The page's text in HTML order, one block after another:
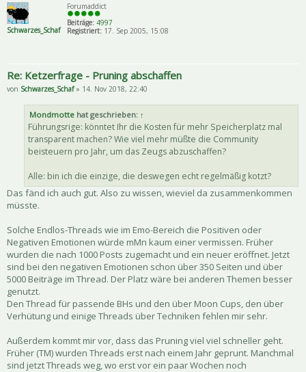
Schwarzes_Schaf
Forumaddict
Beiträge: 4997
Registriert: 17. Sep 2005, 15:08
Re: Ketzerfrage - Pruning abschaffen
von Schwarzes_Schaf» 14. Nov 2018, 22:40
Mondmotte hat geschrieben: ↑
Führungsrige: könntet Ihr die Kosten für mehr Speicherplatz mal
transparent machen? Wie viel mehr müßte die Community
beisteuern pro Jahr, um das Zeugs abzuschaffen?
Alle: bin ich die einzige, die deswegen echt regelmäßig kotzt?
Das fänd ich auch gut. Also zu wissen, wieviel da zusammenkommen
müsste.
Solche Endlos-Threads wie im Emo-Bereich die Positiven oder
Negativen Emotionen würde mMn kaum einer vermissen. Früher
wurden die nach 1000 Posts zugemacht und ein neuer eröffnet. Jetzt
sind bei den negativen Emotionen schon über 350 Seiten und über
5000 Beiträge im Thread. Der Platz wäre bei anderen Themen besser
genutzt.
Den Thread für passende BHs und den über Moon Cups, den über
Verhütung und einige Threads über Techniken fehlen mir sehr.
Außerdem kommt mir vor, dass das Pruning viel viel schneller geht.
Früher (TM) wurden Threads erst nach einem Jahr geprunt. Manchmal
sind jetzt Threads weg, wo erst vor ein paar Wochen noch